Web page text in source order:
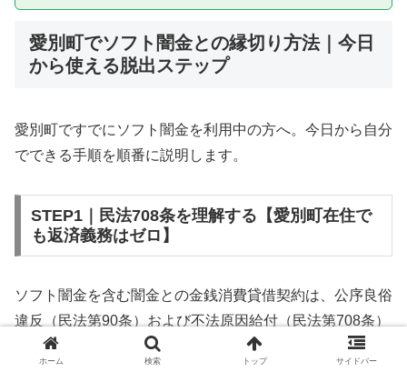
愛別町でソフト闇金との縁切り方法｜今日
から使える脱出ステップ
愛別町ですでにソフト闇金を利用中の方へ。今日から自分
でできる手順を順番に説明します。
STEP1｜民法708条を理解する【愛別町在住で
も返済義務はゼロ】
ソフト闇金を含む闇金との金銭消費貸借契約は、公序良俗
違反（民法第90条）および不法原因給付（民法第708条）
に該当するため、法的には無効です。愛別町在住であって
ホーム 検索 トップ サイドバー